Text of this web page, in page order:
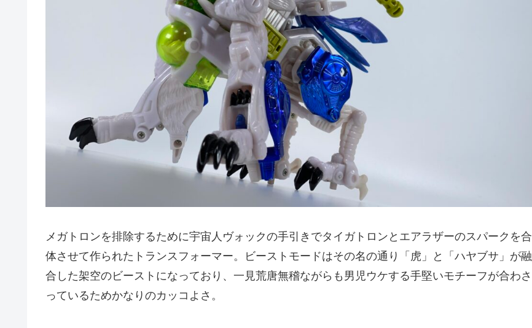
メガトロンを排除するために宇宙人ヴォックの手引きでタイガトロンとエアラザーのスパークを合
体させて作られたトランスフォーマー。ビーストモードはその名の通り「虎」と「ハヤブサ」が融
合した架空のビーストになっており、一見荒唐無稽ながらも男児ウケする手堅いモチーフが合わさ
っているためかなりのカッコよさ。